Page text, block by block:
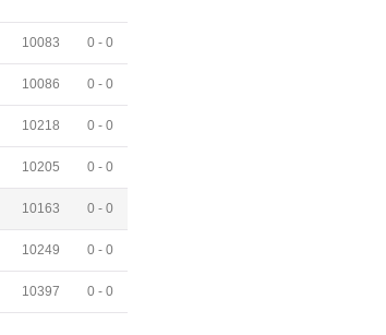
10083 0 - 0
10086 0 - 0
10218 0 - 0
10205 0 - 0
10163 0 - 0
10249 0 - 0
10397 0 - 0